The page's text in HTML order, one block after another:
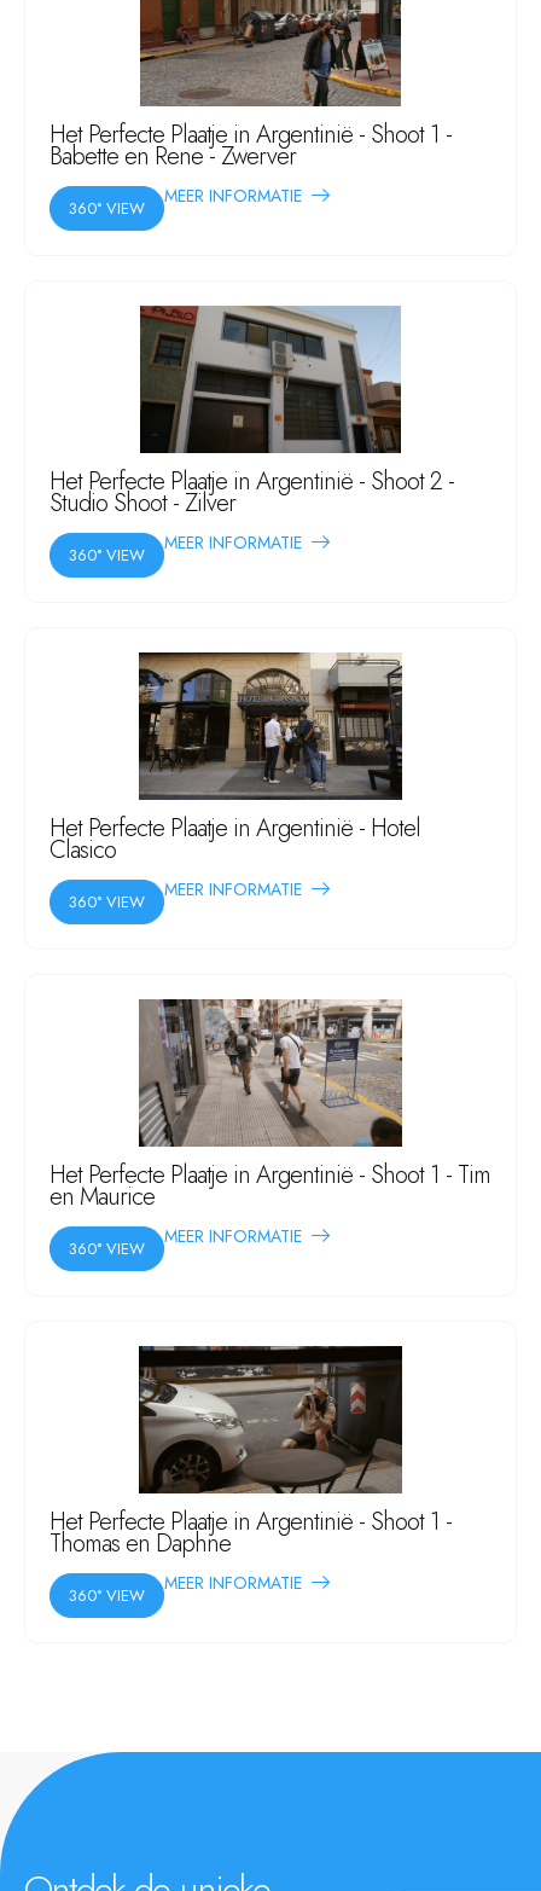
Het Perfecte Plaatje in Argentinië - Shoot 1 -
Babette en Rene - Zwerver
360° VIEW
MEER INFORMATIE
Het Perfecte Plaatje in Argentinië - Shoot 2 -
Studio Shoot - Zilver
360° VIEW
MEER INFORMATIE
Het Perfecte Plaatje in Argentinië - Hotel
Clasico
360° VIEW
MEER INFORMATIE
Het Perfecte Plaatje in Argentinië - Shoot 1 - Tim
en Maurice
360° VIEW
MEER INFORMATIE
Het Perfecte Plaatje in Argentinië - Shoot 1 -
Thomas en Daphne
360° VIEW
MEER INFORMATIE